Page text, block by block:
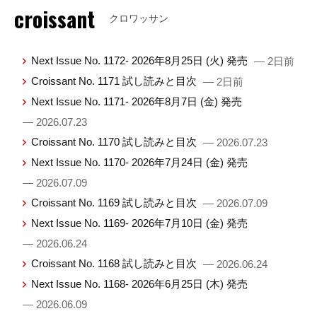
croissant クロワッサン
Next Issue No. 1172- 2026年8月25日 (火) 発売 — 2日前
Croissant No. 1171 試し読みと目次 — 2日前
Next Issue No. 1171- 2026年8月7日 (金) 発売
— 2026.07.23
Croissant No. 1170 試し読みと目次 — 2026.07.23
Next Issue No. 1170- 2026年7月24日 (金) 発売
— 2026.07.09
Croissant No. 1169 試し読みと目次 — 2026.07.09
Next Issue No. 1169- 2026年7月10日 (金) 発売
— 2026.06.24
Croissant No. 1168 試し読みと目次 — 2026.06.24
Next Issue No. 1168- 2026年6月25日 (木) 発売
— 2026.06.09